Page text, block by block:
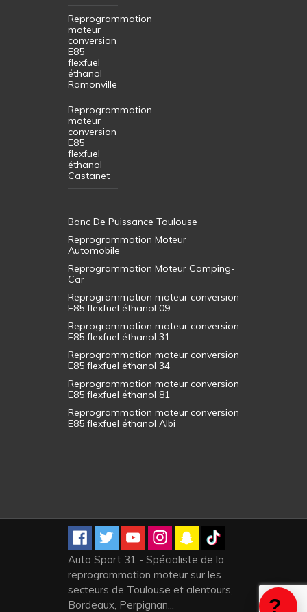
Reprogrammation
moteur
conversion
E85
flexfuel
éthanol
Ramonville
Reprogrammation
moteur
conversion
E85
flexfuel
éthanol
Castanet
Banc De Puissance Toulouse
Reprogrammation Moteur
Automobile
Reprogrammation Moteur Camping-
Car
Reprogrammation moteur conversion
E85 flexfuel éthanol 09
Reprogrammation moteur conversion
E85 flexfuel éthanol 31
Reprogrammation moteur conversion
E85 flexfuel éthanol 34
Reprogrammation moteur conversion
E85 flexfuel éthanol 81
Reprogrammation moteur conversion
E85 flexfuel éthanol Albi
Auto Sport 31 - Spécialiste de la
reprogrammation moteur sur les
secteurs de Toulouse et alentours,
Bordeaux, Perpignan...